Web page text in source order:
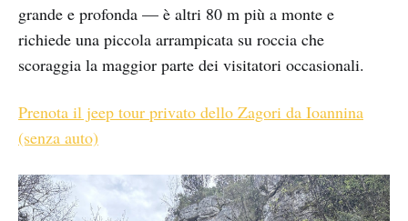
grande e profonda — è altri 80 m più a monte e
richiede una piccola arrampicata su roccia che
scoraggia la maggior parte dei visitatori occasionali.
Prenota il jeep tour privato dello Zagori da Ioannina
(senza auto)